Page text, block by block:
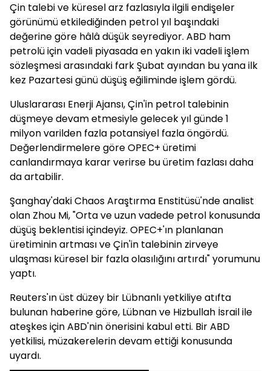
Çin talebi ve küresel arz fazlasıyla ilgili endişeler
görünümü etkilediğinden petrol yıl başındaki
değerine göre hâlâ düşük seyrediyor. ABD ham
petrolü için vadeli piyasada en yakın iki vadeli işlem
sözleşmesi arasındaki fark Şubat ayından bu yana ilk
kez Pazartesi günü düşüş eğiliminde işlem gördü.
Uluslararası Enerji Ajansı, Çin'in petrol talebinin
düşmeye devam etmesiyle gelecek yıl günde 1
milyon varilden fazla potansiyel fazla öngördü.
Değerlendirmelere göre OPEC+ üretimi
canlandırmaya karar verirse bu üretim fazlası daha
da artabilir.
Şanghay'daki Chaos Araştırma Enstitüsü'nde analist
olan Zhou Mi, "Orta ve uzun vadede petrol konusunda
düşüş beklentisi içindeyiz. OPEC+'ın planlanan
üretiminin artması ve Çin'in talebinin zirveye
ulaşması küresel bir fazla olasılığını artırdı" yorumunu
yaptı.
Reuters'ın üst düzey bir Lübnanlı yetkiliye atıfta
bulunan haberine göre, Lübnan ve Hizbullah İsrail ile
ateşkes için ABD'nin önerisini kabul etti. Bir ABD
yetkilisi, müzakerelerin devam ettiği konusunda
uyardı.